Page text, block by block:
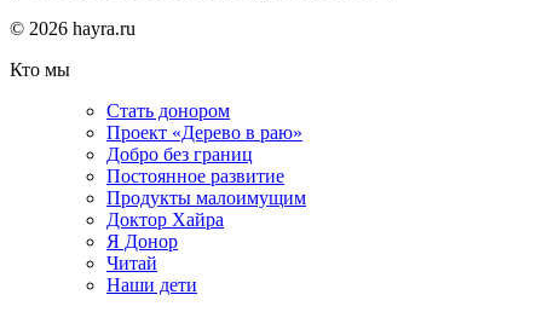
© 2026 hayra.ru
Кто мы
Стать донором
Проект «Дерево в раю»
Добро без границ
Постоянное развитие
Продукты малоимущим
Доктор Хайра
Я Донор
Читай
Наши дети